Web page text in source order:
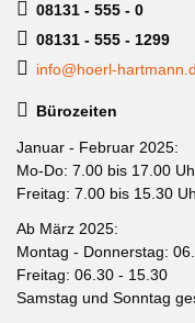
08131 - 555 - 0
08131 - 555 - 1299
info@hoerl-
Bürozeiten
Januar - Februar 2025:
Mo-Do: 7.00 bis 17.00
Freitag: 7.00 bis 15.30
Ab März 2025:
Montag - Donnerstag:
Freitag: 06.30 - 15.30
Samstag und Sonntag